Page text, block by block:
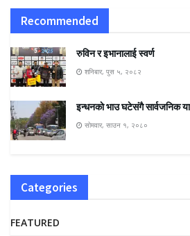
Recommended
रुविन र इभानालाई स्वर्ण
शनिबार, पुस ५, २०८२
इन्धनकाे भाउ घटेसंगै सार्वजनिक
सोमवार, साउन १, २०८०
Categories
FEATURED